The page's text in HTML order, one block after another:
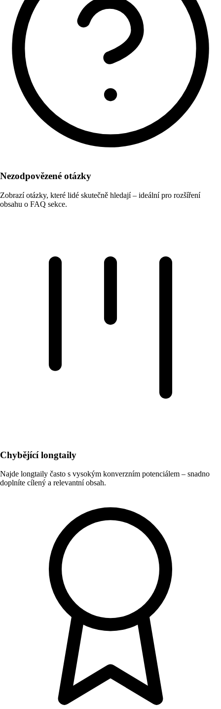
Nezodpovězené otázky
Zobrazí otázky, které lidé skutečně hledají – ideální pro rozšíření
obsahu o FAQ sekce.
Chybějící longtaily
Najde longtaily často s vysokým konverzním potenciálem – snadno
doplníte cílený a relevantní obsah.